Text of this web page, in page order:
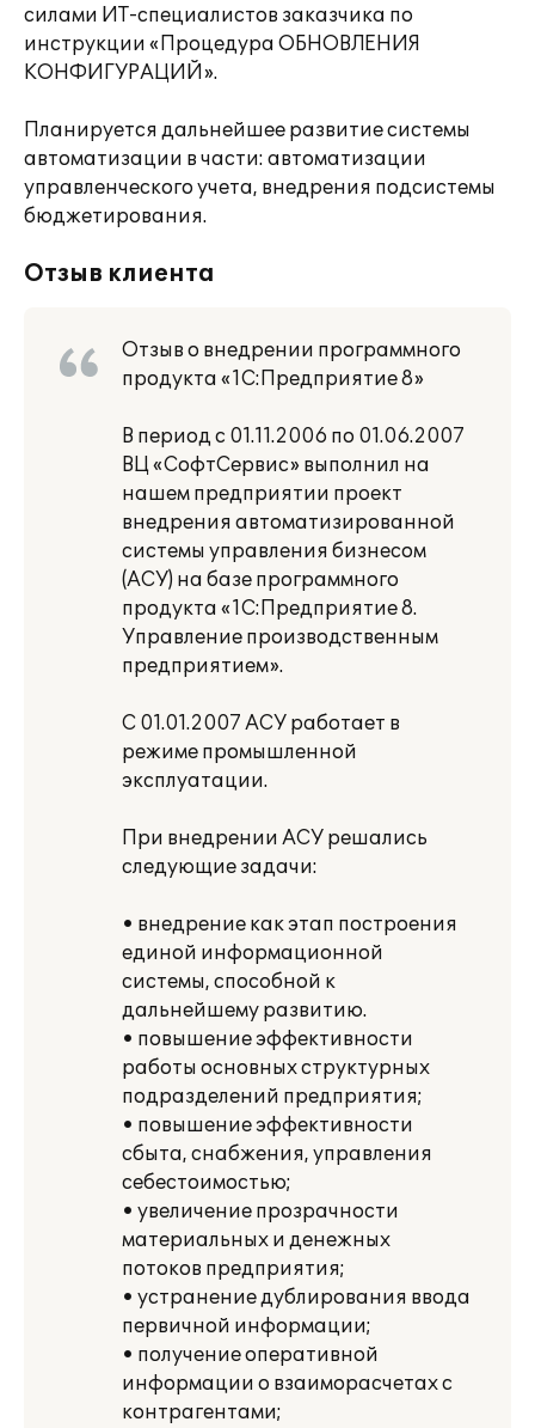
силами ИТ-специалистов заказчика по
инструкции «Процедура ОБНОВЛЕНИЯ
КОНФИГУРАЦИЙ».
Планируется дальнейшее развитие системы
автоматизации в части: автоматизации
управленческого учета, внедрения подсистемы
бюджетирования.
Отзыв клиента
Отзыв о внедрении программного
продукта «1С:Предприятие 8»
В период с 01.11.2006 по 01.06.2007
ВЦ «СофтСервис» выполнил на
нашем предприятии проект
внедрения автоматизированной
системы управления бизнесом
(АСУ) на базе программного
продукта «1С:Предприятие 8.
Управление производственным
предприятием».
С 01.01.2007 АСУ работает в
режиме промышленной
эксплуатации.
При внедрении АСУ решались
следующие задачи:
• внедрение как этап построения
единой информационной
системы, способной к
дальнейшему развитию.
• повышение эффективности
работы основных структурных
подразделений предприятия;
• повышение эффективности
сбыта, снабжения, управления
себестоимостью;
• увеличение прозрачности
материальных и денежных
потоков предприятия;
• устранение дублирования ввода
первичной информации;
• получение оперативной
информации о взаиморасчетах с
контрагентами;